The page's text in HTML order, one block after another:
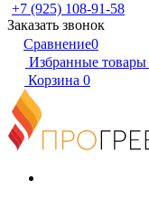
+7 (925) 108-91-58
Заказать звонок
Сравнение0
Избранные товары
Корзина 0